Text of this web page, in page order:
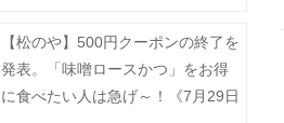
【松のや】500円クーポンの終了を
発表。「味噌ロースかつ」をお得
に食べたい人は急げ～！《7月29日